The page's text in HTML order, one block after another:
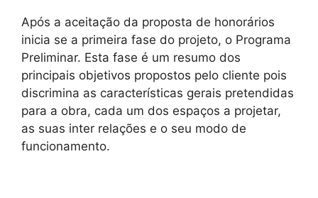
Após a aceitação da proposta de honorários
inicia se a primeira fase do projeto, o Programa
Preliminar. Esta fase é um resumo dos
principais objetivos propostos pelo cliente pois
discrimina as características gerais pretendidas
para a obra, cada um dos espaços a projetar,
as suas inter relações e o seu modo de
funcionamento.